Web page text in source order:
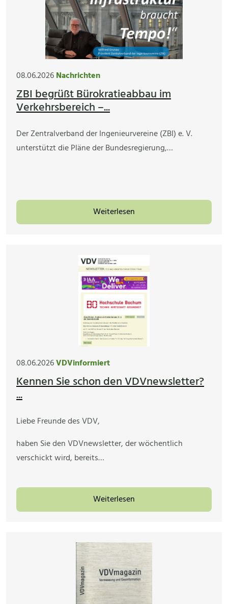
08.06.2026Nachrichten
ZBI begrüßt Bürokratieabbau im
Verkehrsbereich –...
Der Zentralverband der Ingenieurvereine (ZBI) e. V.
unterstützt die Pläne der Bundesregierung,…
Weiterlesen
08.06.2026VDVinformiert
Kennen Sie schon den VDVnewsletter?
...
Liebe Freunde des VDV,
haben Sie den VDVnewsletter, der wöchentlich
verschickt wird, bereits…
Weiterlesen